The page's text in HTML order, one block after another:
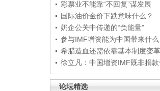
彩票业不能靠“不回复”谋发展
国际油价金价下跌意味什么？
奶企公关中传递的“负能量”
参与IMF增资能为中国带来什么
希腊造血还需依靠基本制度变革
徐立凡：中国增资IMF既非捐
论坛精选